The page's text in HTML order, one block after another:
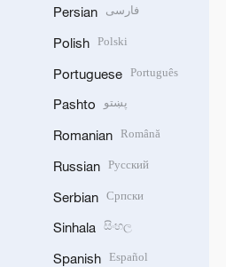
Persian فارسی
Polish Polski
Portuguese Português
Pashto پښتو
Romanian Română
Russian Русский
Serbian Српски
Sinhala සිංහල
Spanish Español